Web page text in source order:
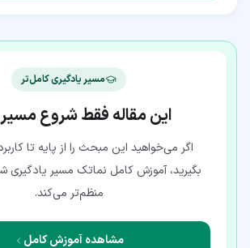
مسیر یادگیری کامل‌تر
این مقاله فقط شروع
اگر می‌خواهید این مبحث را از پایه تا
بگیرید، آموزش کامل نماتک مسیر یادگیری
منظم‌تر می‌کند.
مشاهده آموزش کامل